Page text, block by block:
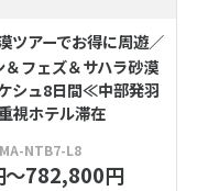
ツアーでお得に周遊／
フェズ＆サハラ砂漠
シュ8日間≪中部発羽
視ホテル滞在
MA-NTB7-L8
〜782,800円